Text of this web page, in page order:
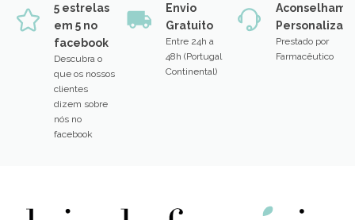
5 estrelas
em 5 no
facebook
Descubra o
que os nossos
clientes
dizem sobre
nós no
facebook
Envio
Gratuito
Entre 24h a
48h (Portugal
Continental)
Prestado por
Farmacêutico